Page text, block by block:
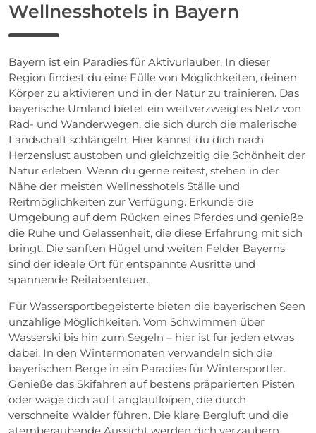
Wellnesshotels in Bayern
Bayern ist ein Paradies für Aktivurlauber. In dieser
Region findest du eine Fülle von Möglichkeiten, deinen
Körper zu aktivieren und in der Natur zu trainieren. Das
bayerische Umland bietet ein weitverzweigtes Netz von
Rad- und Wanderwegen, die sich durch die malerische
Landschaft schlängeln. Hier kannst du dich nach
Herzenslust austoben und gleichzeitig die Schönheit der
Natur erleben. Wenn du gerne reitest, stehen in der
Nähe der meisten Wellnesshotels Ställe und
Reitmöglichkeiten zur Verfügung. Erkunde die
Umgebung auf dem Rücken eines Pferdes und genieße
die Ruhe und Gelassenheit, die diese Erfahrung mit sich
bringt. Die sanften Hügel und weiten Felder Bayerns
sind der ideale Ort für entspannte Ausritte und
spannende Reitabenteuer.
Für Wassersportbegeisterte bieten die bayerischen Seen
unzählige Möglichkeiten. Vom Schwimmen über
Wasserski bis hin zum Segeln – hier ist für jeden etwas
dabei. In den Wintermonaten verwandeln sich die
bayerischen Berge in ein Paradies für Wintersportler.
Genieße das Skifahren auf bestens präparierten Pisten
oder wage dich auf Langlaufloipen, die durch
verschneite Wälder führen. Die klare Bergluft und die